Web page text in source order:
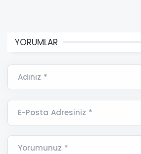
YORUMLAR
Adınız *
E-Posta Adresiniz *
Yorumunuz *